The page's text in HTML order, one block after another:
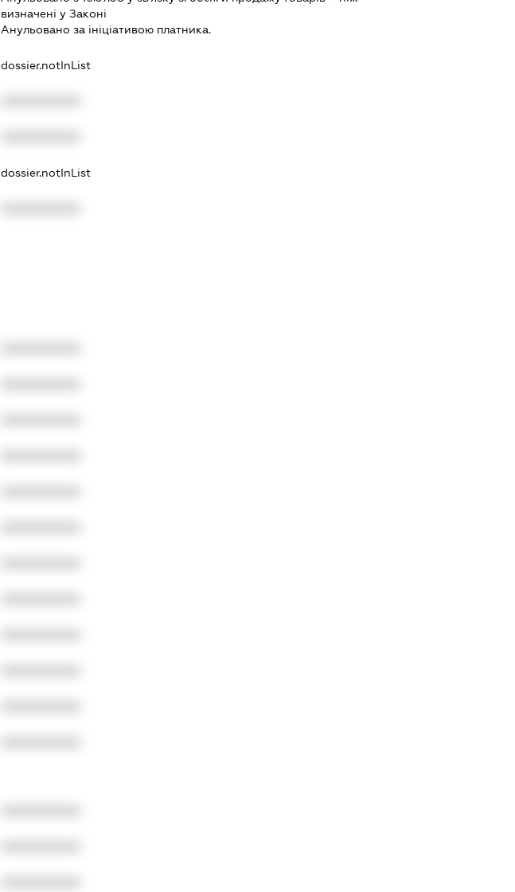
визначенi у Законi
Анульовано за iнiцiативою платника.
dossier.notInList
dossier.notInList